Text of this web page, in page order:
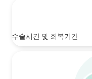
수술시간 및 회복기간